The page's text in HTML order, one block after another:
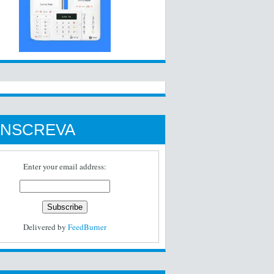
Enter your email address:
Delivered by FeedBurner